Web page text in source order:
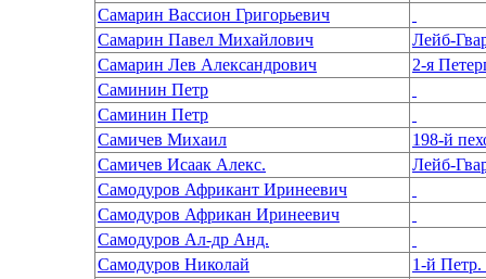
Самарин Вассион Григорьевич
Самарин Павел Михайлович
Лейб-
Самарин Лев Александрович
2-я
Саминин Петр
Саминин Петр
Самичев Михаил
Самичев Исаак Алекс.
Лейб-
Самодуров Африкант Иринеевич
Самодуров Африкан Иринеевич
Самодуров Ал-др Анд.
Самодуров Николай
1-й